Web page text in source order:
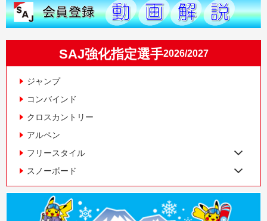
SAJ強化指定選手2026/2027
ジャンプ
コンバインド
クロスカントリー
アルペン
フリースタイル
スノーボード